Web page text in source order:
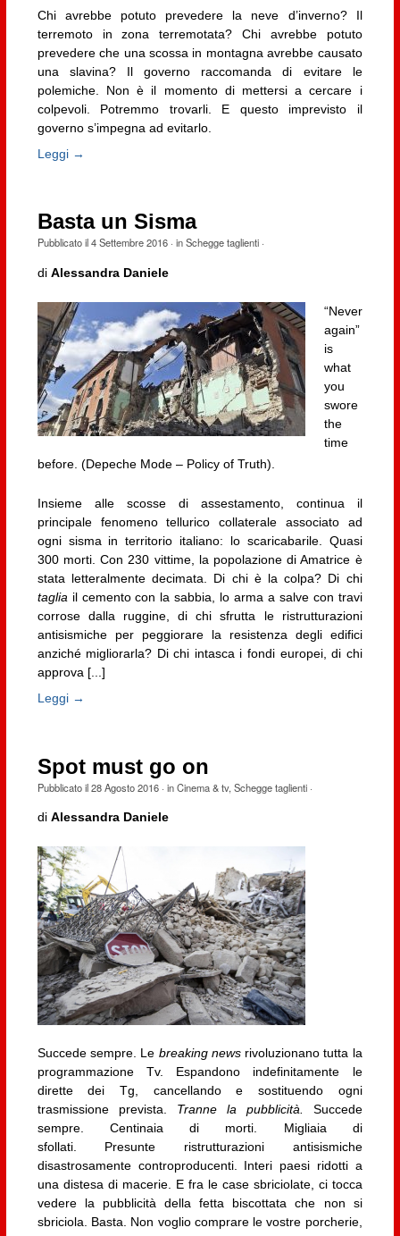
Chi avrebbe potuto prevedere la neve d’inverno? Il
terremoto in zona terremotata? Chi avrebbe potuto
prevedere che una scossa in montagna avrebbe causato
una slavina? Il governo raccomanda di evitare le
polemiche. Non è il momento di mettersi a cercare i
colpevoli. Potremmo trovarli. E questo imprevisto il
governo s’impegna ad evitarlo.
Leggi →
Basta un Sisma
Pubblicato il4 Settembre 2016· inSchegge taglienti·
di Alessandra Daniele
“Never
again”
is
what
you
swore
the
time
before. (Depeche Mode – Policy of Truth).
Insieme alle scosse di assestamento, continua il
principale fenomeno tellurico collaterale associato ad
ogni sisma in territorio italiano: lo scaricabarile. Quasi
300 morti. Con 230 vittime, la popolazione di Amatrice è
stata letteralmente decimata. Di chi è la colpa? Di chi
taglia il cemento con la sabbia, lo arma a salve con travi
corrose dalla ruggine, di chi sfrutta le ristrutturazioni
antisismiche per peggiorare la resistenza degli edifici
anziché migliorarla? Di chi intasca i fondi europei, di chi
approva [...]
Leggi →
Spot must go on
Pubblicato il28 Agosto 2016· inCinema & tv, Schegge taglienti·
di Alessandra Daniele
Succede sempre. Le breaking newsrivoluzionano tutta la
programmazione Tv. Espandono indefinitamente le
dirette dei Tg, cancellando e sostituendo ogni
trasmissione prevista. Tranne la pubblicità.
Succede
sempre. Centinaia di morti. Migliaia di
sfollati. Presunte ristrutturazioni antisismiche
disastrosamente controproducenti. Interi paesi ridotti a
una distesa di macerie. E fra le case sbriciolate, ci tocca
vedere la pubblicità della fetta biscottata che non si
sbriciola. Basta. Non voglio comprare le vostre porcherie,